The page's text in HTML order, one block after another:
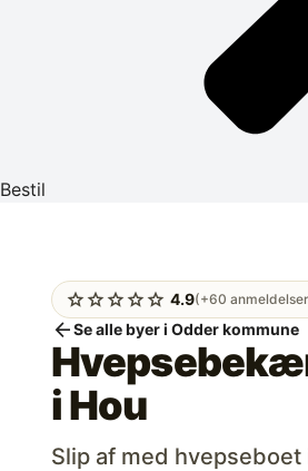
Bestil
starstarstarstarstar 4.9(+60
arrow_backSe alle byer i Odder kommune
iHou
Slip af med